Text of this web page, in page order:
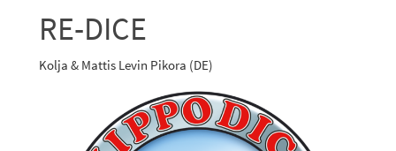
RE-DICE
Kolja & Mattis Levin Pikora (DE)